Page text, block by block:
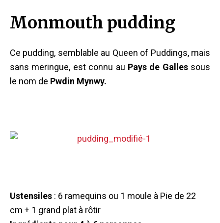
Monmouth pudding
Ce pudding, semblable au Queen of Puddings, mais
sans meringue, est connu au Pays de Galles sous
le nom de Pwdin Mynwy.
Ustensiles : 6 ramequins ou 1 moule à Pie de 22
cm + 1 grand plat à rôtir